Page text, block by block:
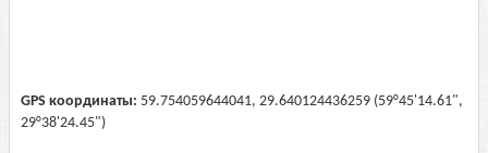
GPS координаты: 59.754059644041, 29.640124436259 (59°45'14.61",
29°38'24.45")